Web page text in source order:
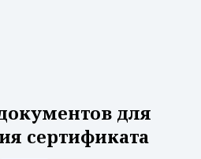
для
сертификата